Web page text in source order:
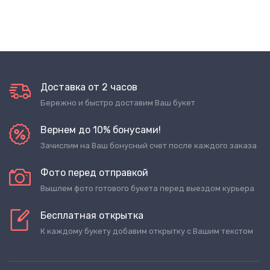
Доставка от 2 часов
Бережно и быстро доставим Ваш букет
Вернем до 10% бонусами!
Зачислим на Ваш бонусный счет после каждого заказа
Фото перед отправкой
Вышлем фото готового букета перед выездом курьера
Бесплатная открытка
К каждому букету добавим открытку с Вашим текстом